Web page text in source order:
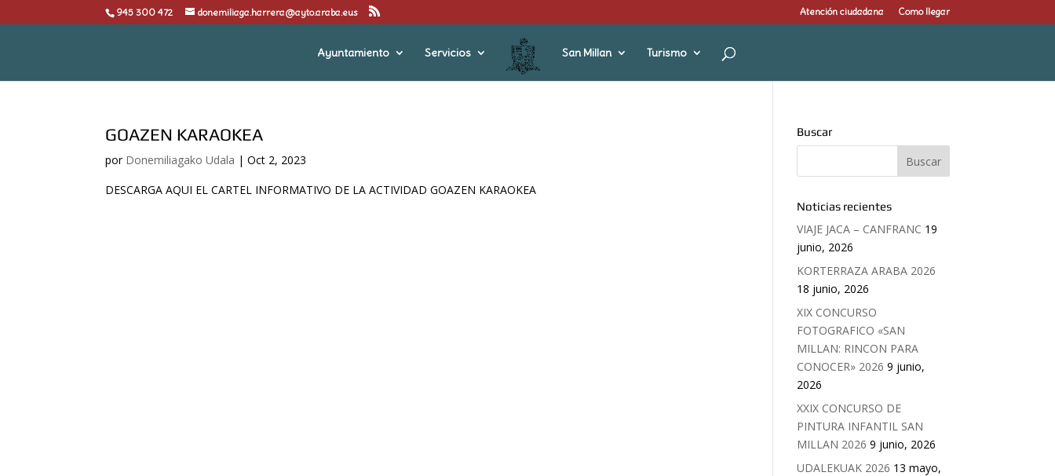
945 300 472 donemiliaga.harrera@ayto.araba.eus Atención ciudadana Como llegar
Ayuntamiento Servicios San Millan Turismo
GOAZEN KARAOKEA
por Donemiliagako Udala |Oct 2, 2023
DESCARGA AQUI EL CARTEL INFORMATIVO DE LA ACTIVIDAD GOAZEN KARAOKEA
Buscar
Noticias recientes
VIAJE JACA – CANFRANC 19
junio, 2026
KORTERRAZA ARABA 2026
18 junio, 2026
XIX CONCURSO
FOTOGRAFICO «SAN
MILLAN: RINCON PARA
CONOCER» 2026 9 junio,
2026
XXIX CONCURSO DE
PINTURA INFANTIL SAN
MILLAN 2026 9 junio, 2026
UDALEKUAK 2026 13 mayo,